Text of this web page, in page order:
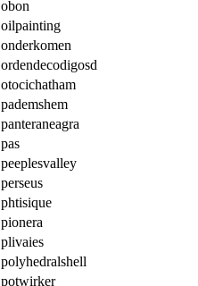
obon
oilpainting
onderkomen
ordendecodigosd
otocichatham
pademshem
panteraneagra
pas
peeplesvalley
perseus
phtisique
pionera
plivaies
polyhedralshell
potwirker